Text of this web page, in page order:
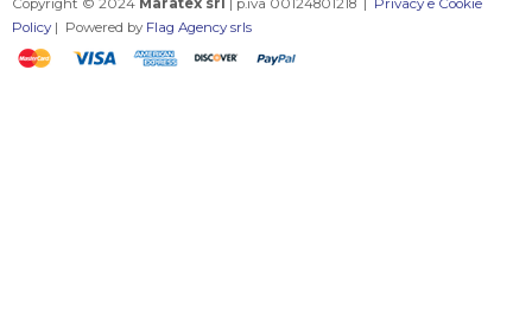
Policy | Powered by Flag Agency srls